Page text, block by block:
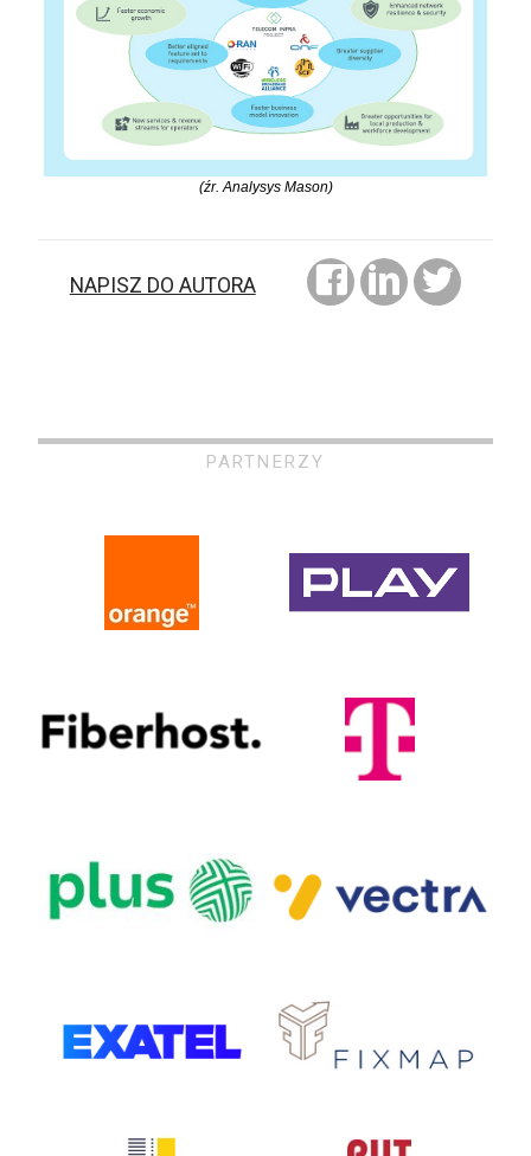
(źr. Analysys Mason)
NAPISZ DO AUTORA
PARTNERZY